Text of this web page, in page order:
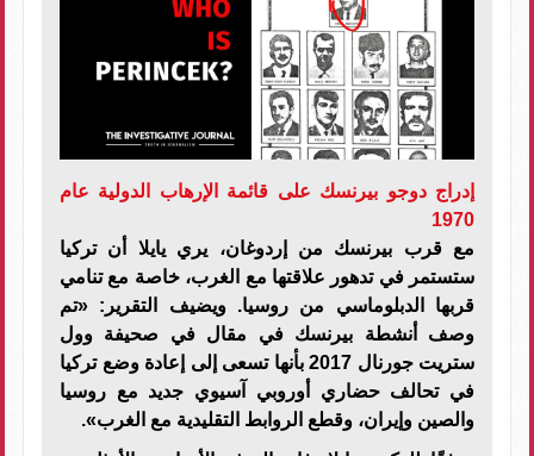
إدراج دوجو بيرنسك على قائمة الإرهاب الدولية عام
1970
مع قرب بيرنسك من إردوغان، يري يايلا أن تركيا
ستستمر في تدهور علاقتها مع الغرب، خاصة مع تنامي
قربها الدبلوماسي من روسيا. ويضيف التقرير: «تم
وصف أنشطة بيرنسك في مقال في صحيفة وول
ستريت جورنال 2017 بأنها تسعى إلى إعادة وضع تركيا
في تحالف حضاري أوروبي آسيوي جديد مع روسيا
والصين وإيران، وقطع الروابط التقليدية مع الغرب».